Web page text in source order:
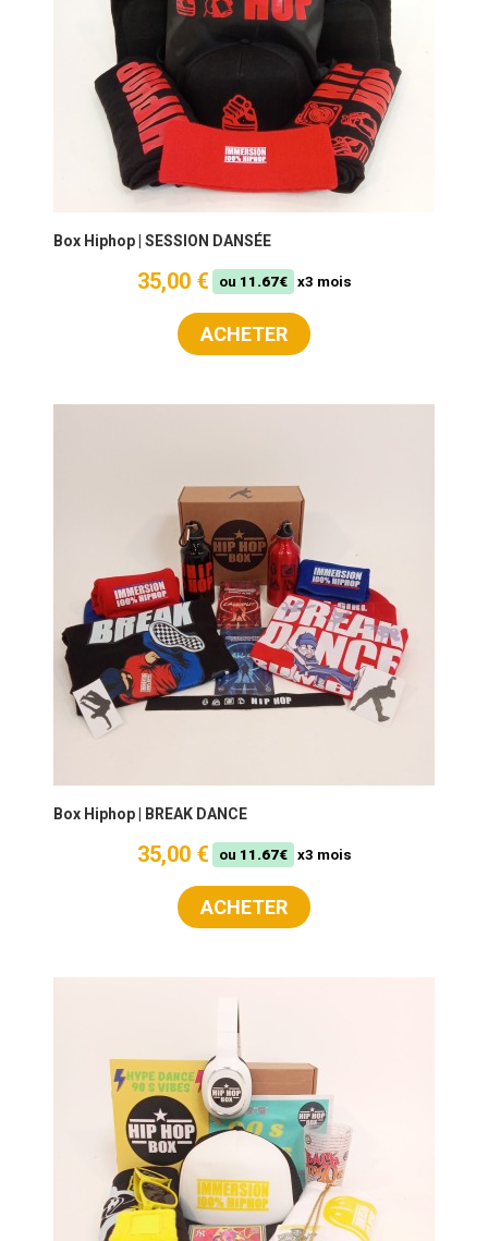
Box Hiphop | SESSION DANSÉE
35,00 € ou 11.67€ x3 mois
ACHETER
Box Hiphop | BREAK DANCE
35,00 € ou 11.67€ x3 mois
ACHETER